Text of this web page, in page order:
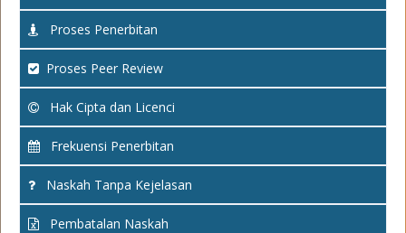
Proses Penerbitan
Proses Peer Review
Hak Cipta dan Licenci
Frekuensi Penerbitan
Naskah Tanpa Kejelasan
Pembatalan Naskah